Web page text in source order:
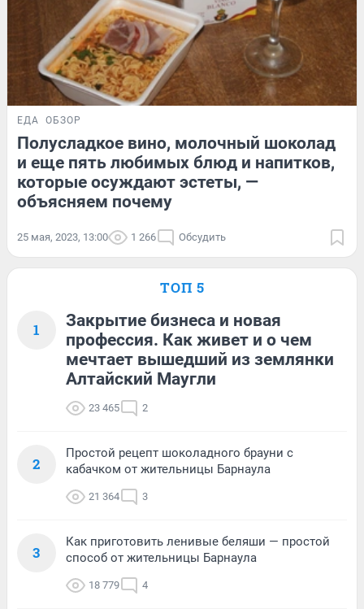
ЕДА ОБЗОР
Полусладкое вино, молочный шоколад
и еще пять любимых блюд и напитков,
которые осуждают эстеты, —
объясняем почему
25 мая, 2023, 13:00 1 266 Обсудить
ТОП 5
1
Закрытие бизнеса и новая
профессия. Как живет и о чем
мечтает вышедший из землянки
Алтайский Маугли
23 465 2
2
Простой рецепт шоколадного брауни с
кабачком от жительницы Барнаула
21 364 3
3
Как приготовить ленивые беляши — простой
способ от жительницы Барнаула
18 779 4